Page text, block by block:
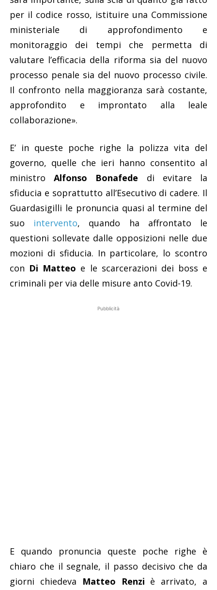
per il codice rosso, istituire una Commissione
ministeriale di approfondimento e
monitoraggio dei tempi che permetta di
valutare l’efficacia della riforma sia del nuovo
processo penale sia del nuovo processo civile.
Il confronto nella maggioranza sarà costante,
approfondito e improntato alla leale
collaborazione».
E’ in queste poche righe la polizza vita del
governo, quelle che ieri hanno consentito al
ministroAlfonso Bonafede di evitare la
sfiducia e soprattutto all’Esecutivo di cadere. Il
Guardasigilli le pronuncia quasi al termine del
suo intervento, quando ha affrontato le
questioni sollevate dalle opposizioni nelle due
mozioni di sfiducia. In particolare, lo scontro
con Di Matteo e le scarcerazioni dei boss e
criminali per via delle misure anto Covid-19.
Pubblicità
E quando pronuncia queste poche righe è
chiaro che il segnale, il passo decisivo che da
giorni chiedeva Matteo Renzi è arrivato, a